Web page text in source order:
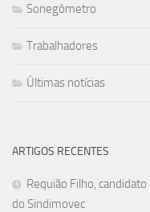
Sonegômetro
Trabalhadores
Últimas notícias
ARTIGOS RECENTES
Requião Filho,
do Sindimovec